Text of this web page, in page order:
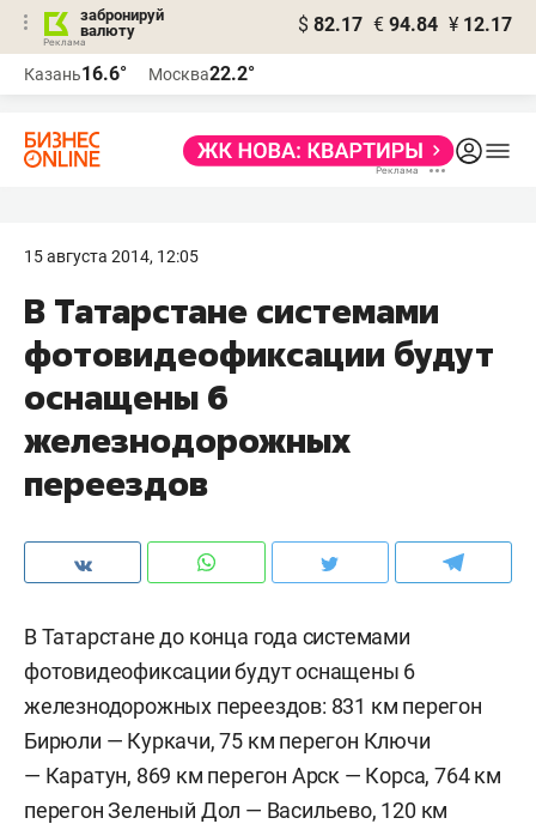
забронируй
валюту
$ 82.17 € 94.84 ¥ 12.17
Казань16.6° Москва22.2°
15 августа 2014, 12:05
В Татарстане системами
фотовидеофиксации будут
оснащены 6
железнодорожных
переездов
В Татарстане до конца года системами
фотовидеофиксации будут оснащены 6
железнодорожных переездов: 831 км перегон
Бирюли — Куркачи, 75 км перегон Ключи
— Каратун, 869 км перегон Арск — Корса, 764 км
перегон Зеленый Дол — Васильево, 120 км